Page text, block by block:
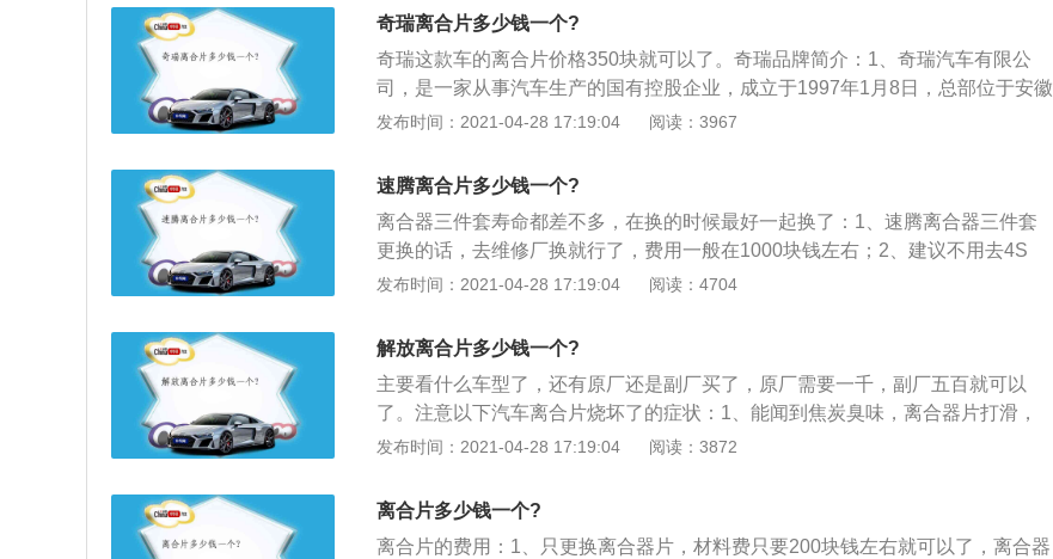
超载；3、保养不当，维护不好，会使离合器性能下降，最终导致烧损。解决方
法：离合器连杆组必须经常调整，定期润滑。检修和保养时要小心。
奇瑞离合片多少钱一个?
奇瑞这款车的离合片价格350块就可以了。奇瑞品牌简介：1、奇瑞汽车有限公
司，是一家从事汽车生产的国有控股企业，成立于1997年1月8日，总部位于安徽
省芜湖，现任董事长兼总经理尹同跃；2、公司的产品覆盖了客车、商用车、微
表；3、2016年8月，奇瑞跻身2016中国企业500强中排名第450位。
发布时间：2021-04-28 17:19:04 阅读：3967
速腾离合片多少钱一个?
离合器三件套寿命都差不多，在换的时候最好一起换了：1、速腾离合器三件套
更换的话，去维修厂换就行了，费用一般在1000块钱左右；2、建议不用去4S
店，在4S店换价格要贵很多的，差不多要2000块钱；3、这些都属于消耗件，如
发布时间：2021-04-28 17:19:04 阅读：4704
解放离合片多少钱一个?
主要看什么车型了，还有原厂还是副厂买了，原厂需要一千，副厂五百就可以
了。注意以下汽车离合片烧坏了的症状：1、能闻到焦炭臭味，离合器片打滑，
加速度不强，功率下降；2、摩擦片破损起步会打滑，或行驶中无力，发动机转
摩擦片存在问题时，会加速压盘磨，甚至飞轮磨损，主要是挂挡困难，分离不
清，起步抖动。
发布时间：2021-04-28 17:19:04 阅读：3872
离合片多少钱一个?
离合片的费用：1、只更换离合器片，材料费只要200块钱左右就可以了，离合器